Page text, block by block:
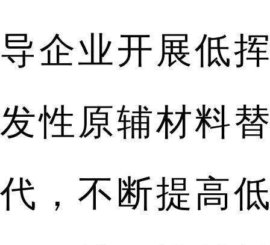
导企业开展低挥
发性原辅材料替
代，不断提高低